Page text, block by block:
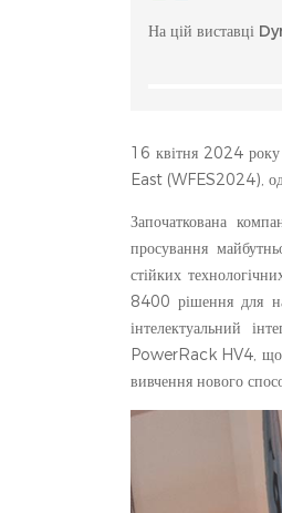
На цій виставці
16 квітня 2024
East (WFES2024),
Започаткована
просування
стійких
8400 рішення для
інтелектуальний
PowerRack HV4, що
вивчення нового